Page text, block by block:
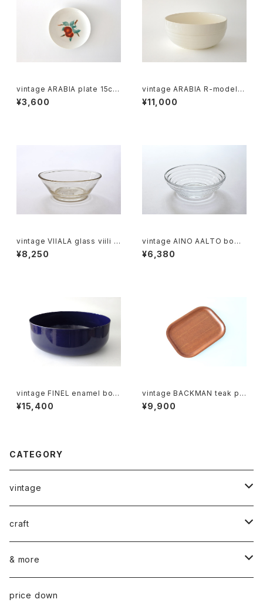
vintage ARABIA plate 15cm
/ オールドアラビア パン皿 15c
m
¥3,600
vintage ARABIA R-model b
owl / オールドアラビア ボウル
アイボリー
¥11,000
vintage VIIALA glass viili b
owl / ヴィンテージ ヴィーアラ
ガラスのヴィーリボウル
¥8,250
vintage AINO AALTO bowl
clear / ヴィンテージ アイノ ア
アルト ボウル
¥6,380
vintage FINEL enamel bow
l L / ヴィンテージ カイ・フランク
ホーローボウル L
¥15,400
vintage BACKMAN teak ply
wood tray 03 / ヴィンテージ
バックマン プライウッド トレイ 0
¥9,900
CATEGORY
vintage
ceramics
ARABIA
GUSTAVSBERG
glass
NUUTAJÄRVI
fabric
craft
染め花Horry
山口 和宏 木の器
& more
wear
price down